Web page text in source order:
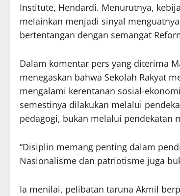
Institute, Hendardi. Menurutnya,
melainkan menjadi sinyal
bertentangan dengan semangat
Dalam komentar pers yang diterima
menegaskan bahwa Sekolah Rakyat
mengalami kerentanan sosial-
semestinya dilakukan melalui
pedagogi, bukan melalui pendekatan
“Disiplin memang penting dalam
Nasionalisme dan patriotisme juga
Ia menilai, pelibatan taruna Akmil